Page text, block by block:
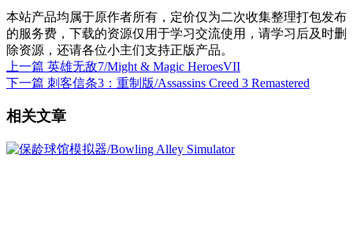
本站产品均属于原作者所有，定价仅为二次收集整理打包发布
的服务费，下载的资源仅用于学习交流使用，请学习后及时删
除资源，还请各位小主们支持正版产品。
上一篇 英雄无敌7/Might & Magic HeroesVII
下一篇 刺客信条3：重制版/Assassins Creed 3 Remastered
相关文章